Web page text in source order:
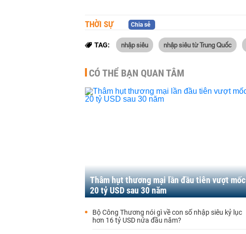
THỜI SỰ Chia sẻ
TAG: nhập siêu nhập siêu từ Trung Quốc
CÓ THỂ BẠN QUAN TÂM
Thâm hụt thương mại lần đầu tiên vượt mốc
20 tỷ USD sau 30 năm
Bộ Công Thương nói gì về con số nhập siêu kỷ lục
hơn 16 tỷ USD nửa đầu năm?